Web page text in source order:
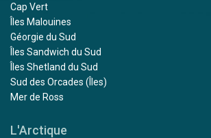
Cap Vert
Îles Malouines
Géorgie du Sud
Îles Sandwich du Sud
Îles Shetland du Sud
Sud des Orcades (Îles)
Mer de Ross
L'Arctique